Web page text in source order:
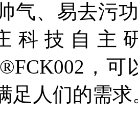
气、易去污
科技 自主
，
足人们的需求